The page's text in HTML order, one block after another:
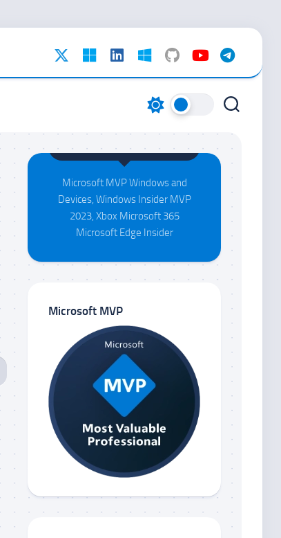
Maison da Silva
Microsoft MVP Windows and
Devices, Windows Insider MVP
2023, Xbox Microsoft 365
Microsoft Edge Insider
Microsoft MVP